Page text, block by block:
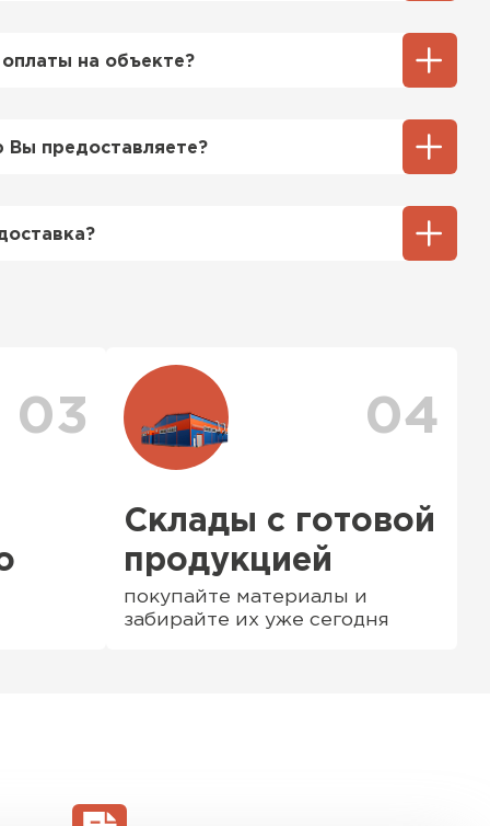
профнастил, ондулин, битумные
на объекте?
При этом, если доставленный
качества, Вы вправе отказаться от
предоставляете?
качества, а также товарно-
скидки.
03 04
Склады с готовой
продукцией
покупайте материалы и
забирайте их уже сегодня